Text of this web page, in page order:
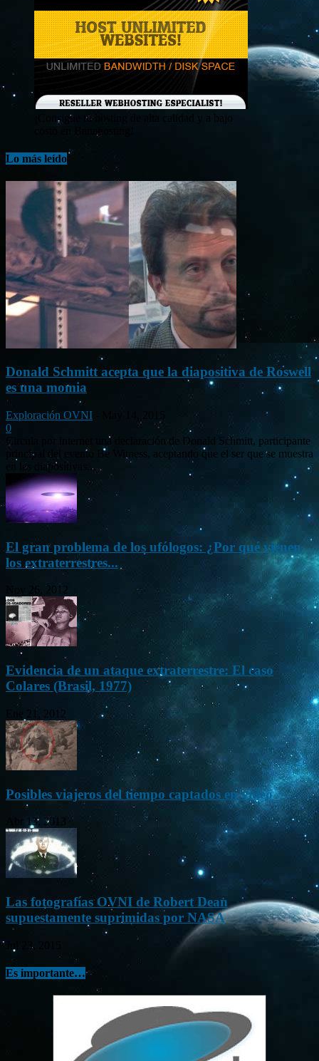
¡Consigue tu hosting de alta calidad y a bajo
costo en Banahosting!
Lo más leído
Donald Schmitt acepta que la diapositiva de Roswell
es una momia
Exploración OVNI
0
Circula por internet una declaración de Donald Schmitt, participante
principal del evento Be Witness, aceptando que el ser que se muestra
en las diapositivas...
El gran problema de los ufólogos: ¿Por qué vienen
los extraterrestres...
Nov 26, 2012
Evidencia de un ataque extraterrestre: El caso
Colares (Brasil, 1977)
Ene 21, 2012
Posibles viajeros del tiempo captados en vídeo
Abr 13, 2013
Las fotografías OVNI de Robert Dean
supuestamente suprimidas por NASA
Jul 23, 2015
Es importante…